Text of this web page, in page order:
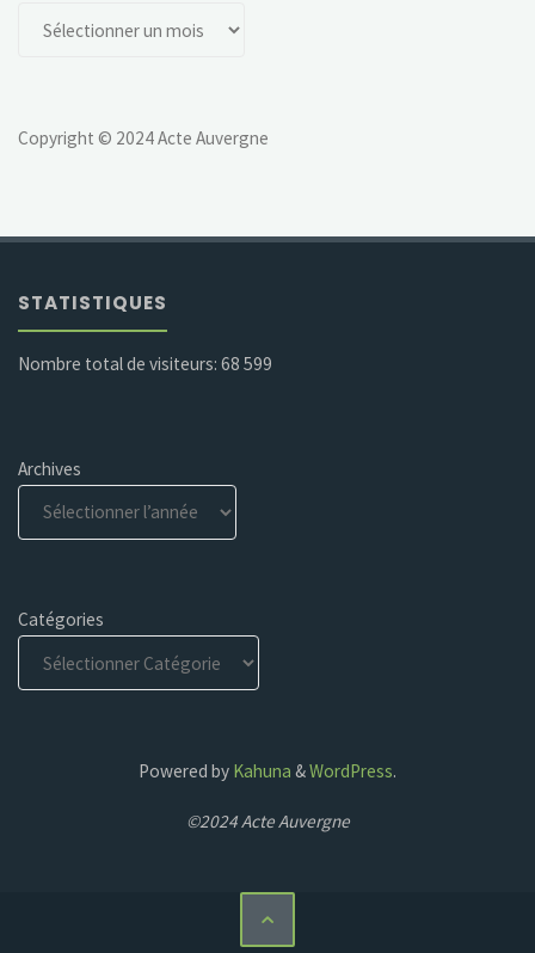
Copyright © 2024 Acte Auvergne
STATISTIQUES
Nombre total de visiteurs:68 599
Archives
Catégories
Powered by Kahuna &WordPress.
©2024 Acte Auvergne